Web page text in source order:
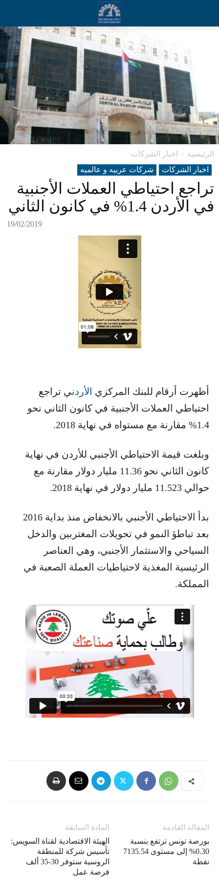
الرئيسية
اخبار الشركات
اخبار الشركات
شرکات عربیه و عالمیه
تراجع احتياطي العملات الأجنبية
في الأردن 1.4% في كانون الثاني
19/02/2019
أظهرت أرقام للبنك المركزي ​ الأردن​ي تراجع
احتياطي العملات الأجنبية في كانون الثاني نحو
1.4% مقارنة مع مستواه في نهاية 2018.
وبلغت قيمة الاحتياطي الأجنبي للأردن في نهاية
كانون الثاني نحو 11.36 مليار دولار مقارنة مع
حوالي 11.523 مليار دولار في نهاية 2018.
بدأ الاحتياطي الأجنبي بالانخفاض منذ بداية 2016
بعد تباطؤ النمو في تحويلات المغتربين والدخل
السياحي والاستثمار الأجنبي، وهي العناصر
الرئيسية المغذية لاحتياطيات العملة الصعبة في
المملكة.
المادة السابقة
الهيئة الاقتصادية لقناة السويس:
تأسيس شركة للمنطقة
الروسية ستوفر 30-35 ألف
فرصة عمل
المقالة القادمة
بورصة ​تونس ترتفع بنسبة
0.30% إلى مستوى 7135.54
نقطة